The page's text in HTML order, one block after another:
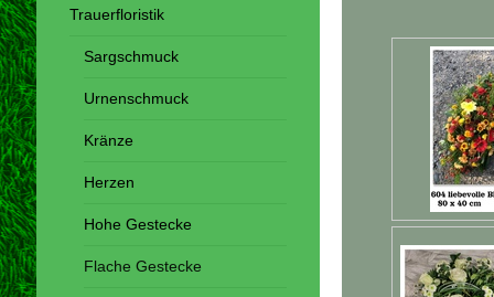
Trauerfloristik
Sargschmuck
Urnenschmuck
Kränze
Herzen
Hohe Gestecke
Flache Gestecke